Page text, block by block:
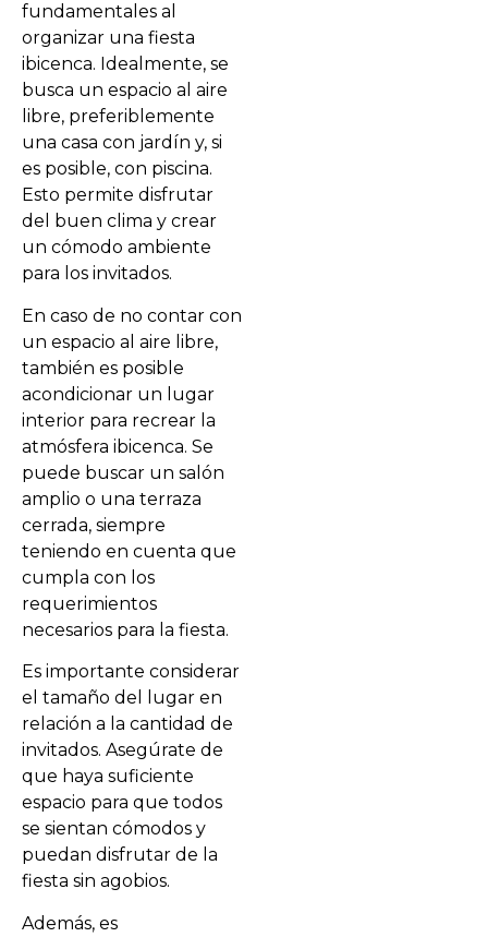
fundamentales al
organizar una fiesta
ibicenca. Idealmente, se
busca un espacio al aire
libre, preferiblemente
una casa con jardín y, si
es posible, con piscina.
Esto permite disfrutar
del buen clima y crear
un cómodo ambiente
para los invitados.
En caso de no contar con
un espacio al aire libre,
también es posible
acondicionar un lugar
interior para recrear la
atmósfera ibicenca. Se
puede buscar un salón
amplio o una terraza
cerrada, siempre
teniendo en cuenta que
cumpla con los
requerimientos
necesarios para la fiesta.
Es importante considerar
el tamaño del lugar en
relación a la cantidad de
invitados. Asegúrate de
que haya suficiente
espacio para que todos
se sientan cómodos y
puedan disfrutar de la
fiesta sin agobios.
Además, es